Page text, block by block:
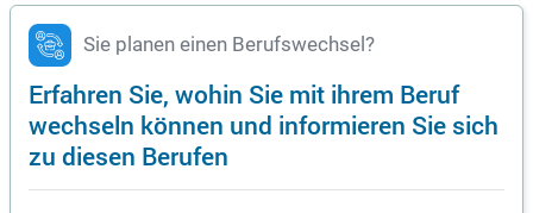
Sie planen einen Berufswechsel?
Erfahren Sie, wohin Sie mit ihrem Beruf
wechseln können und informieren Sie sich
zu diesen Berufen